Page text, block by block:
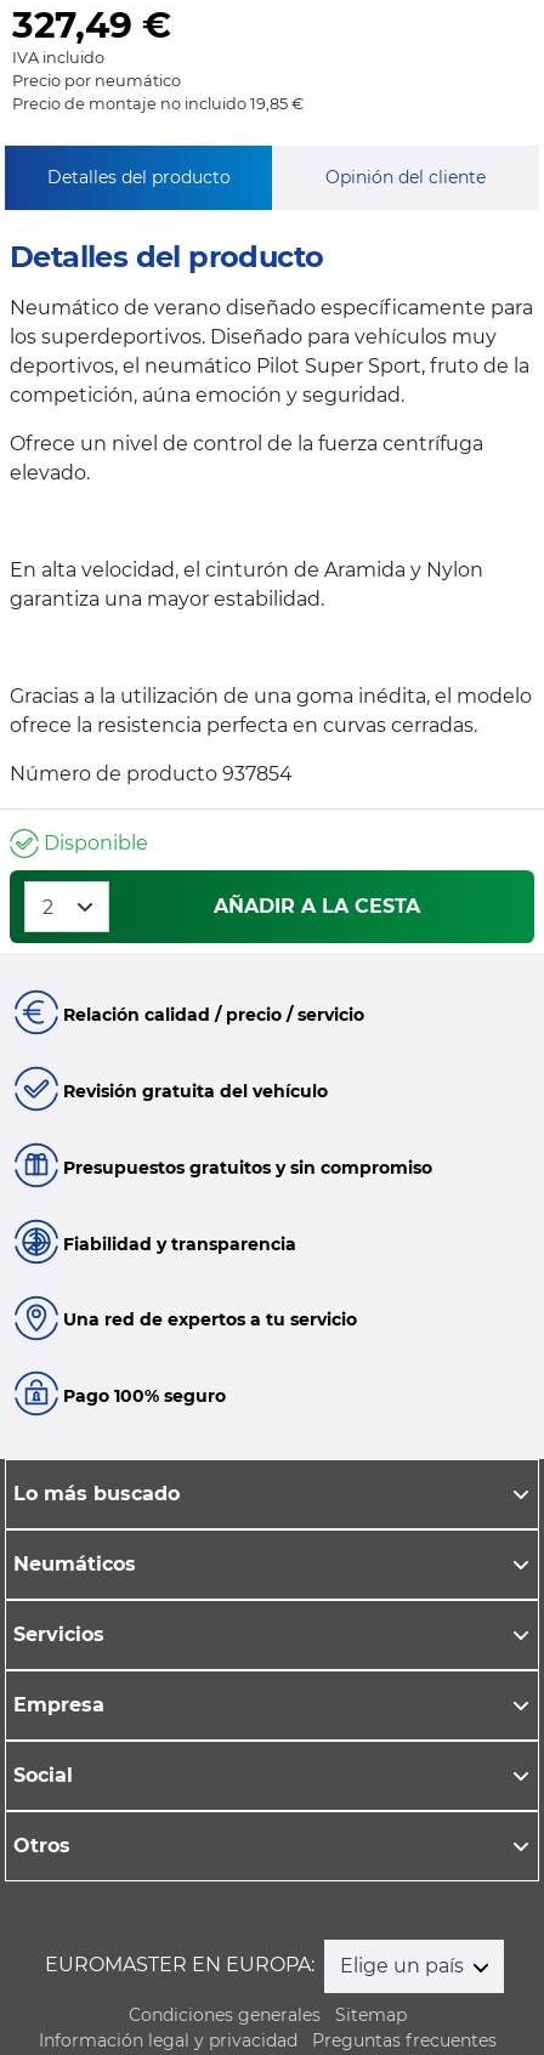
327,49 €
IVA incluido
Precio por neumático
Precio de montaje no incluido 19,85 €
Detalles del producto Opinión del cliente
Detalles del producto
Neumático de verano diseñado específicamente para
los superdeportivos. Diseñado para vehículos muy
deportivos, el neumático Pilot Super Sport, fruto de la
competición, aúna emoción y seguridad.
Ofrece un nivel de control de la fuerza centrífuga
elevado.
En alta velocidad, el cinturón de Aramida y Nylon
garantiza una mayor estabilidad.
Gracias a la utilización de una goma inédita, el modelo
ofrece la resistencia perfecta en curvas cerradas.
Número de producto 937854
Disponible
AÑADIR A LA CESTA
Relación calidad / precio / servicio
Revisión gratuita del vehículo
Presupuestos gratuitos y sin compromiso
Fiabilidad y transparencia
Una red de expertos a tu servicio
Pago 100% seguro
Lo más buscado
Neumáticos
Servicios
Empresa
Social
Otros
EUROMASTER EN EUROPA: Elige un país
Condiciones generales
Sitemap
Información legal y privacidad
Preguntas frecuentes